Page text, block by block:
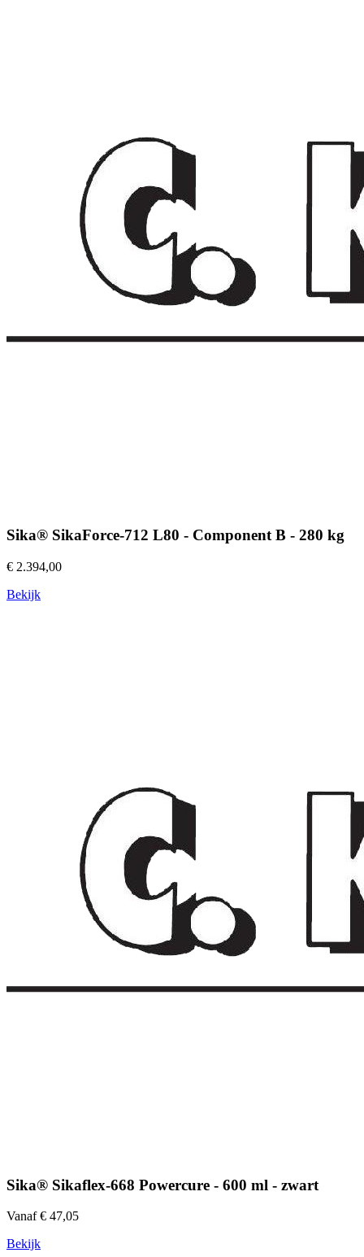
Sika® SikaForce-712 L80 - Component B - 280 kg
€ 2.394,00
Bekijk
Sika® Sikaflex-668 Powercure - 600 ml - zwart
Vanaf € 47,05
Bekijk